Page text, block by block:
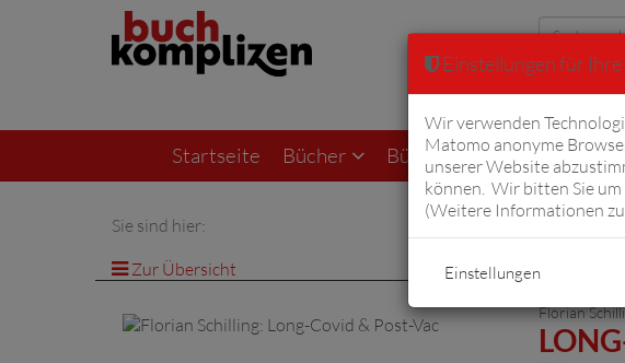
Erweiterte
Startseite Bücher Bücher von Fiftyfifty
Sie sind hier:
Zur Übersicht
Florian
Einstellungen für
Wir verwenden
Matomo anonyme
unserer Website
können. Wir bitten Sie
(Weitere Informationen
Einstellungen